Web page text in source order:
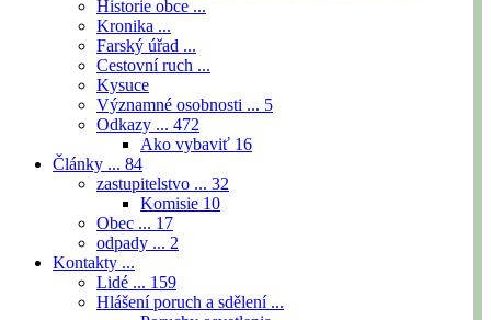
Historie obce ...
Kronika ...
Farský úřad ...
Cestovní ruch ...
Kysuce
Významné osobnosti ... 5
Odkazy ... 472
Ako vybaviť 16
Články ... 84
zastupitelstvo ... 32
Komisie 10
Obec ... 17
odpady ... 2
Kontakty ...
Lidé ... 159
Hlášení poruch a sdělení ...